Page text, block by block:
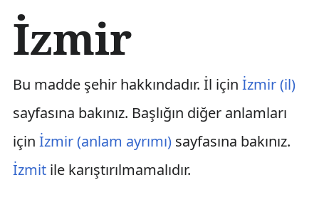
ç
r
ğ
a
t
l
a
İzmir
Bu madde şehir hakkındadır. İl için İzmir (il)
sayfasına bakınız. Başlığın diğer anlamları
için İzmir (anlam ayrımı)sayfasına bakınız.
İzmitile karıştırılmamalıdır.